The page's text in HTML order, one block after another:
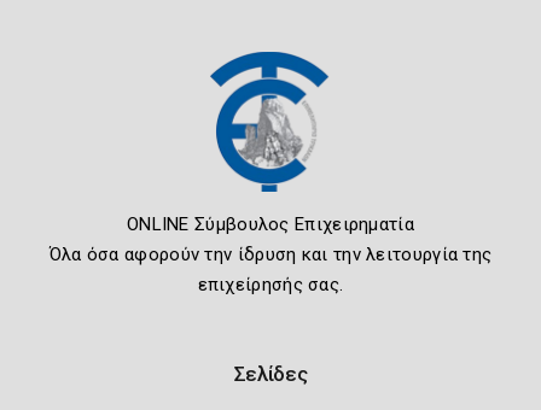
ONLINE Σύμβουλος Επιχειρηματία
Όλα όσα αφορούν την ίδρυση και την λειτουργία της
επιχείρησής σας.
Σελίδες